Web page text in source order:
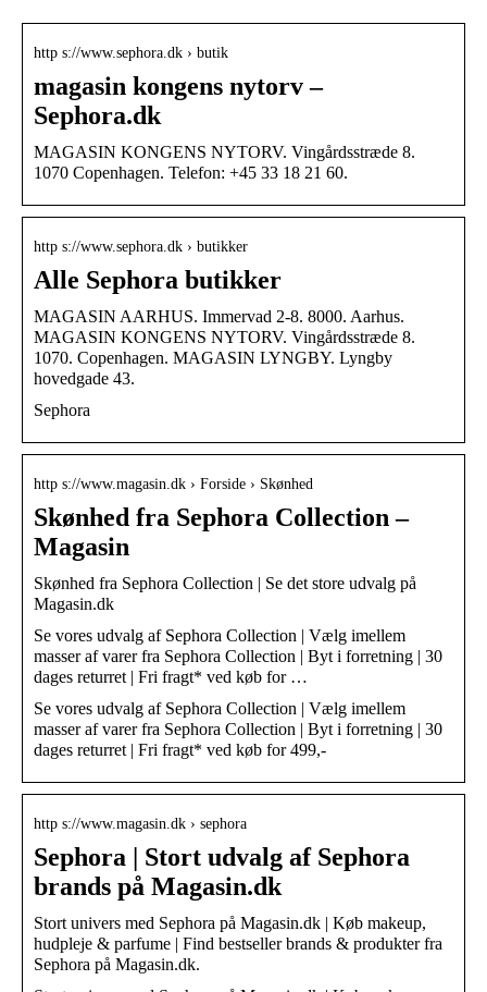
http s://www.sephora.dk › butik
magasin kongens nytorv –
Sephora.dk
MAGASIN KONGENS NYTORV. Vingårdsstræde 8.
1070 Copenhagen. Telefon: +45 33 18 21 60.
http s://www.sephora.dk › butikker
Alle Sephora butikker
MAGASIN AARHUS. Immervad 2-8. 8000. Aarhus.
MAGASIN KONGENS NYTORV. Vingårdsstræde 8.
1070. Copenhagen. MAGASIN LYNGBY. Lyngby
hovedgade 43.
Sephora
http s://www.magasin.dk › Forside › Skønhed
Skønhed fra Sephora Collection –
Magasin
Skønhed fra Sephora Collection | Se det store udvalg på
Magasin.dk
Se vores udvalg af Sephora Collection | Vælg imellem
masser af varer fra Sephora Collection | Byt i forretning | 30
dages returret | Fri fragt* ved køb for …
Se vores udvalg af Sephora Collection | Vælg imellem
masser af varer fra Sephora Collection | Byt i forretning | 30
dages returret | Fri fragt* ved køb for 499,-
http s://www.magasin.dk › sephora
Sephora | Stort udvalg af Sephora
brands på Magasin.dk
Stort univers med Sephora på Magasin.dk | Køb makeup,
hudpleje & parfume | Find bestseller brands & produkter fra
Sephora på Magasin.dk.